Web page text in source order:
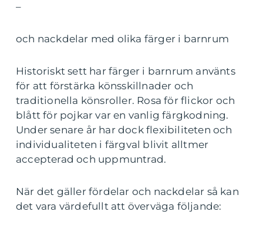
–
och nackdelar med olika färger i barnrum
Historiskt sett har färger i barnrum använts
för att förstärka könsskillnader och
traditionella könsroller. Rosa för flickor och
blått för pojkar var en vanlig färgkodning.
Under senare år har dock flexibiliteten och
individualiteten i färgval blivit alltmer
accepterad och uppmuntrad.
När det gäller fördelar och nackdelar så kan
det vara värdefullt att överväga följande: